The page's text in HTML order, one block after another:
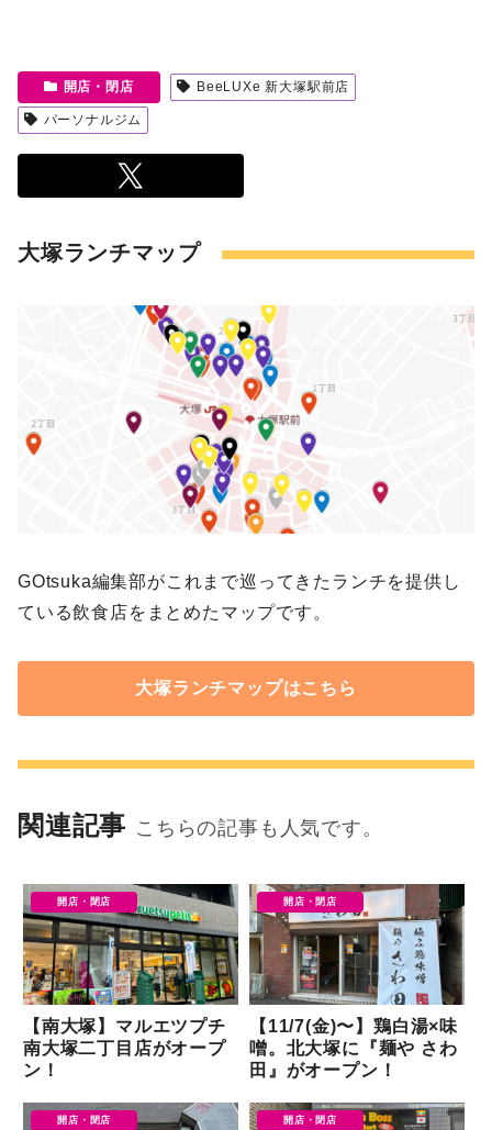
開店・閉店 BeeLUXe 新大塚駅前店
パーソナルジム
大塚ランチマップ
GOtsuka編集部がこれまで巡ってきたランチを提供し
ている飲食店をまとめたマップです。
大塚ランチマップはこちら
関連記事 こちらの記事も人気です。
開店・閉店
【南大塚】マルエツプチ
南大塚二丁目店がオープ
ン！
開店・閉店
【11/7(金)〜】鶏白湯×味
噌。北大塚に『麺や さわ
田』がオープン！
開店・閉店 開店・閉店